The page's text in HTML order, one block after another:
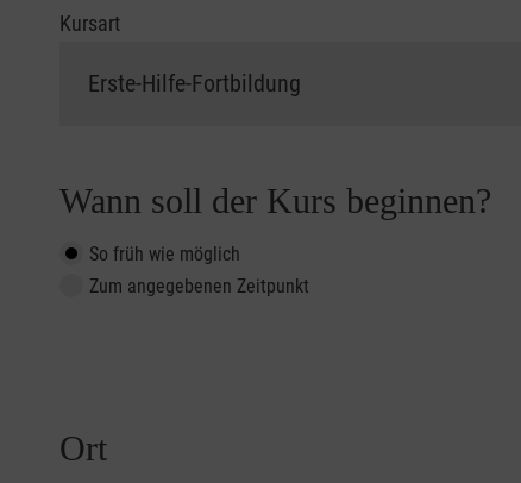
Kursart
Wann soll der Kurs beginnen?
So früh wie möglich
Zum angegebenen Zeitpunkt
Ort